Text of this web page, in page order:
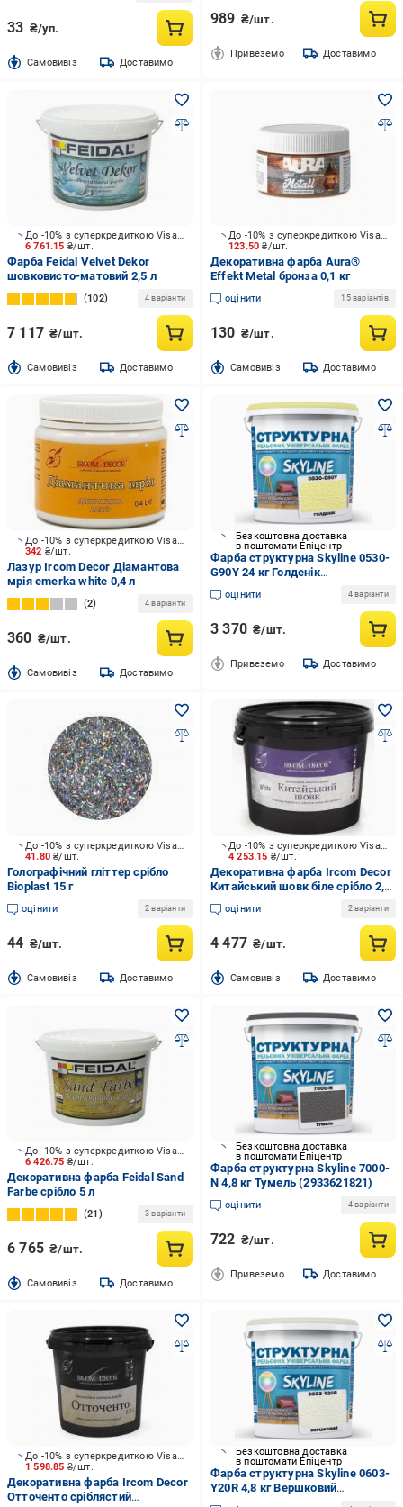
33 ₴/уп.
Cамовивіз Доставимо
989 ₴/шт.
Привеземо Доставимо
6 761.15 ₴/шт.
До -10% з суперкредиткою Visa Вигода
Фарба Feidal Velvet Dekor
шовковисто-матовий 2,5 л
102 4 варіанти
7 117 ₴/шт.
Cамовивіз Доставимо
123.50₴/шт.
До -10% з суперкредиткою Visa Вигода
Декоративна фарба Aura®
Effekt Metal бронза 0,1 кг
оцінити 15 варіантів
130 ₴/шт.
Cамовивіз Доставимо
342 ₴/шт.
До -10% з суперкредиткою Visa Вигода
Лазур Ircom Decor Діамантова
мрія emerka white 0,4 л
2 4 варіанти
360 ₴/шт.
Cамовивіз Доставимо
Безкоштовна доставка
в поштомати Епіцентр
Фарба структурна Skyline 0530-
G90Y 24 кг Голденік
(2933621724)
оцінити 4 варіанти
3 370 ₴/шт.
Привеземо Доставимо
41.80₴/шт.
До -10% з суперкредиткою Visa Вигода
Голографічний гліттер срібло
Bioplast 15 г
оцінити 2 варіанти
44 ₴/шт.
Cамовивіз Доставимо
4 253.15 ₴/шт.
До -10% з суперкредиткою Visa Вигода
Декоративна фарба Ircom Decor
Китайський шовк біле срібло 2,5
л
оцінити 2 варіанти
4 477 ₴/шт.
Cамовивіз Доставимо
6 426.75 ₴/шт.
До -10% з суперкредиткою Visa Вигода
Декоративна фарба Feidal Sand
Farbe срібло 5 л
21 3 варіанти
6 765 ₴/шт.
Cамовивіз Доставимо
Безкоштовна доставка
в поштомати Епіцентр
Фарба структурна Skyline 7000-
N 4,8 кг Тумель (2933621821)
оцінити 4 варіанти
722 ₴/шт.
Привеземо Доставимо
1 598.85 ₴/шт.
До -10% з суперкредиткою Visa Вигода
Декоративна фарба Ircom Decor
Отточенто сріблястий
Безкоштовна доставка
в поштомати Епіцентр
Фарба структурна Skyline 0603-
Y20R 4,8 кг Вершковий
(2933621741)